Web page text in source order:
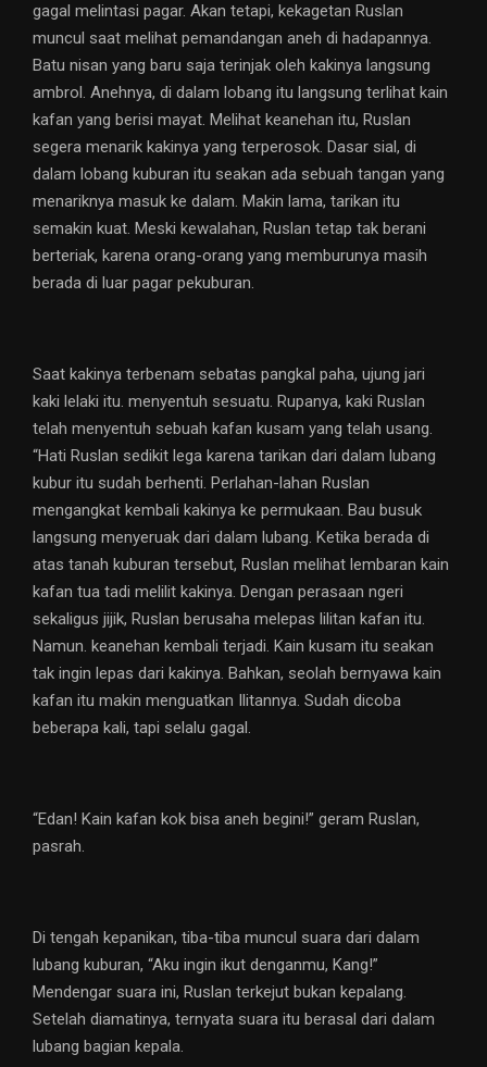
gagal melintasi pagar. Akan tetapi, kekagetan Ruslan
muncul saat melihat pemandangan aneh di hadapannya.
Batu nisan yang baru saja terinjak oleh kakinya langsung
ambrol. Anehnya, di dalam lobang itu langsung terlihat kain
kafan yang berisi mayat. Melihat keanehan itu, Ruslan
segera menarik kakinya yang terperosok. Dasar sial, di
dalam lobang kuburan itu seakan ada sebuah tangan yang
menariknya masuk ke dalam. Makin lama, tarikan itu
semakin kuat. Meski kewalahan, Ruslan tetap tak berani
berteriak, karena orang-orang yang memburunya masih
berada di luar pagar pekuburan.
Saat kakinya terbenam sebatas pangkal paha, ujung jari
kaki lelaki itu. menyentuh sesuatu. Rupanya, kaki Ruslan
telah menyentuh sebuah kafan kusam yang telah usang.
“Hati Ruslan sedikit lega karena tarikan dari dalam lubang
kubur itu sudah berhenti. Perlahan-lahan Ruslan
mengangkat kembali kakinya ke permukaan. Bau busuk
langsung menyeruak dari dalam lubang. Ketika berada di
atas tanah kuburan tersebut, Ruslan melihat lembaran kain
kafan tua tadi melilit kakinya. Dengan perasaan ngeri
sekaligus jijik, Ruslan berusaha melepas lilitan kafan itu.
Namun. keanehan kembali terjadi. Kain kusam itu seakan
tak ingin lepas dari kakinya. Bahkan, seolah bernyawa kain
kafan itu makin menguatkan Ilitannya. Sudah dicoba
beberapa kali, tapi selalu gagal.
“Edan! Kain kafan kok bisa aneh begini!” geram Ruslan,
pasrah.
Di tengah kepanikan, tiba-tiba muncul suara dari dalam
lubang kuburan, “Aku ingin ikut denganmu, Kang!”
Mendengar suara ini, Ruslan terkejut bukan kepalang.
Setelah diamatinya, ternyata suara itu berasal dari dalam
lubang bagian kepala.